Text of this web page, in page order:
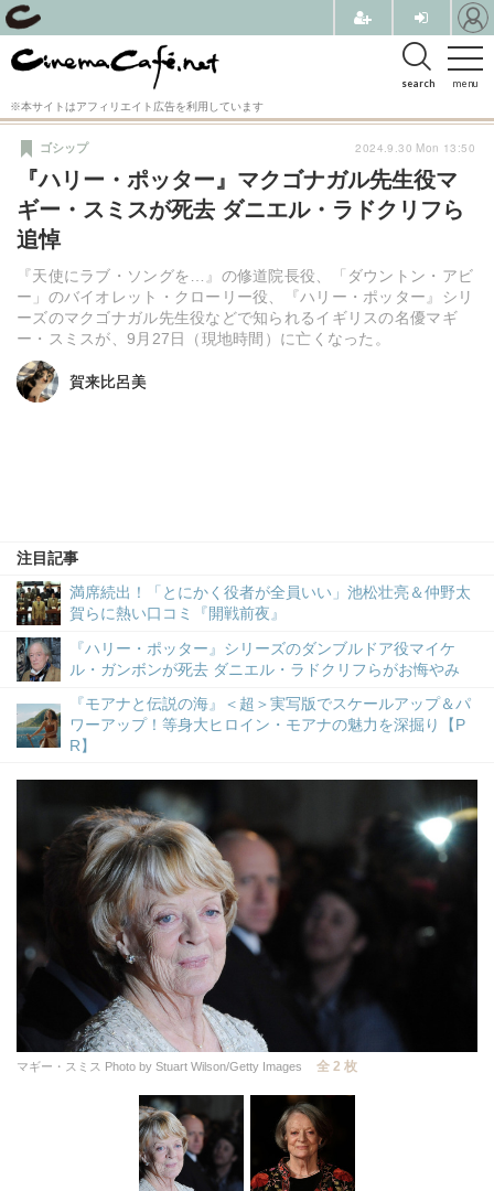
menu
search
※本サイトはアフィリエイト広告を利用しています
『ハリー・ポッター』マクゴナガル先生役マ
ギー・スミスが死去 ダニエル・ラドクリフら
追悼
『天使にラブ・ソングを…』の修道院長役、「ダウントン・アビ
ー」のバイオレット・クローリー役、『ハリー・ポッター』シリ
ーズのマクゴナガル先生役などで知られるイギリスの名優マギ
ー・スミスが、9月27日（現地時間）に亡くなった。
ゴシップ
賀来比呂美
賀来比呂美
注目記事
満席続出！「とにかく役者が全員いい」池松壮亮＆仲野太
賀らに熱い口コミ『開戦前夜』
『ハリー・ポッター』シリーズのダンブルドア役マイケ
ル・ガンボンが死去 ダニエル・ラドクリフらがお悔やみ
『モアナと伝説の海』＜超＞実写版でスケールアップ＆パ
ワーアップ！等身大ヒロイン・モアナの魅力を深掘り【P
R】
2024.9.30 Mon 13:50
マギー・スミス Photo by Stuart Wilson/Getty Images 全 2 枚